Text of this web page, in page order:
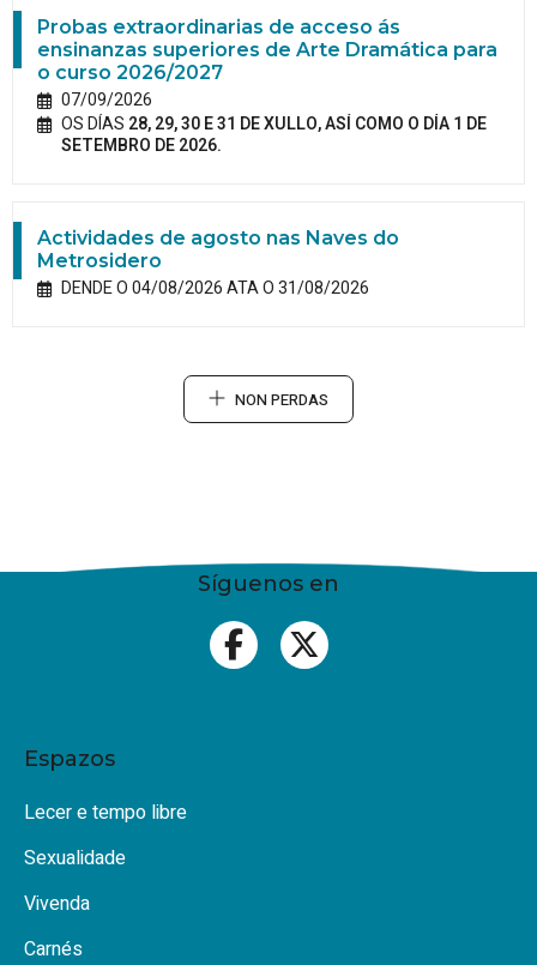
Probas extraordinarias de acceso ás
ensinanzas superiores de Arte Dramática para
o curso 2026/2027
07/09/2026
OS DÍAS 28, 29, 30 E 31 DE XULLO, ASÍ COMO O DÍA 1 DE
SETEMBRO DE 2026.
Actividades de agosto nas Naves do
Metrosidero
DENDE O 04/08/2026 ATA O 31/08/2026
NON PERDAS
Síguenos en
Espazos
Lecer e tempo libre
Sexualidade
Vivenda
Carnés